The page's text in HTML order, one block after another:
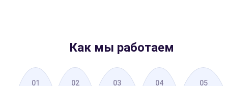
Как мы работаем
01 02 03 04 05